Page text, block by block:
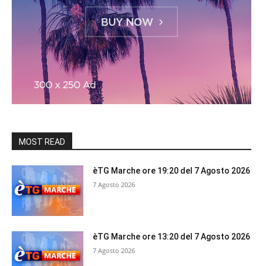
MOST READ
èTG Marche ore 19:20 del 7 Agosto 2026
7 Agosto 2026
èTG Marche ore 13:20 del 7 Agosto 2026
7 Agosto 2026